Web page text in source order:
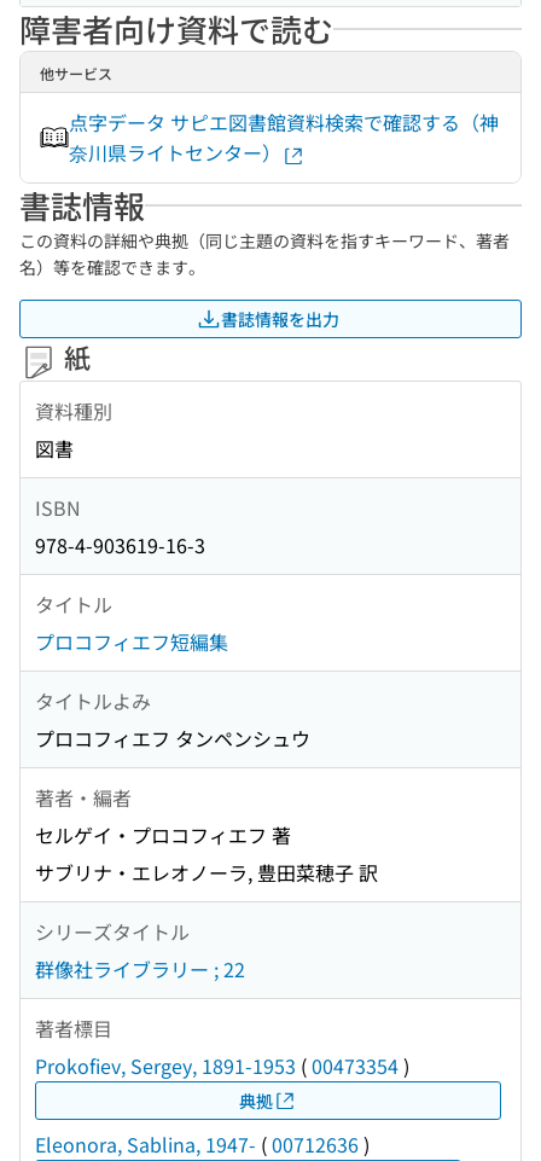
障害者向け資料で読む
他サービス
点字データ サピエ図書館資料検索で確認する（神
奈川県ライトセンター）
書誌情報
この資料の詳細や典拠（同じ主題の資料を指すキーワード、著者
名）等を確認できます。
書誌情報を出力
紙
資料種別
図書
ISBN
978-4-903619-16-3
タイトル
プロコフィエフ短編集
タイトルよみ
プロコフィエフ タンペンシュウ
著者・編者
セルゲイ・プロコフィエフ 著
サブリナ・エレオノーラ, 豊田菜穂子 訳
シリーズタイトル
群像社ライブラリー ; 22
著者標目
Prokofiev, Sergey, 1891-1953 (00473354)
典拠
Eleonora, Sablina, 1947- (00712636)